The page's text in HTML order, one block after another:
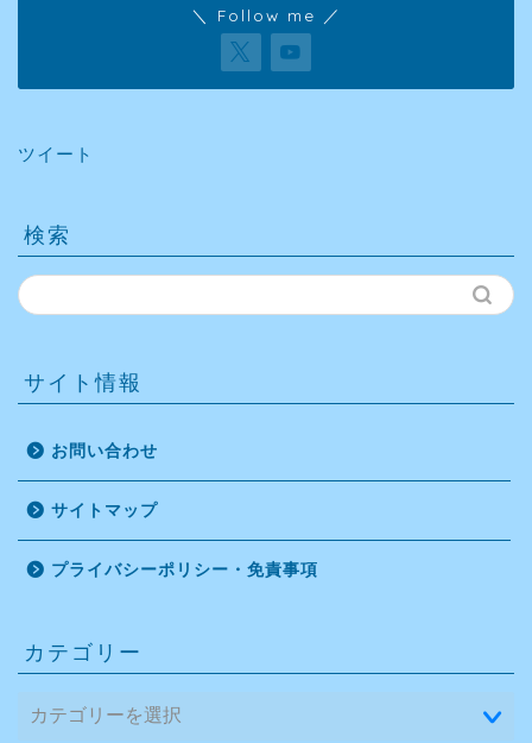
＼ Follow me ／
ツイート
検索
サイト情報
お問い合わせ
サイトマップ
プライバシーポリシー・免責事項
カテゴリー